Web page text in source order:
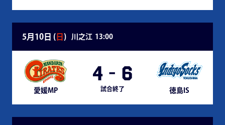
5月10日 ( 日 ) 川之江 13:00
愛媛MP
4 - 6
試合終了 徳島IS